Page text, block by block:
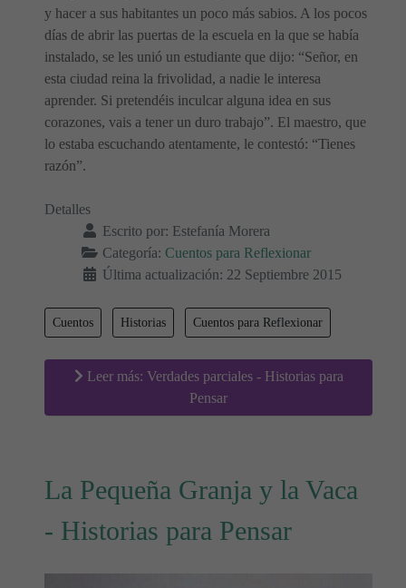
y hacer a sus habitantes un poco más sabios. A los pocos
días de abrir las puertas de la escuela en la que se había
instalado, se les unió un estudiante que dijo: “Señor, en
esta ciudad reina la frivolidad, a nadie le interesa
aprender. Si pretendéis inculcar alguna idea en sus
corazones, vais a tener un duro trabajo”. El maestro, que
lo estaba escuchando atentamente, le contestó: “Tienes
razón”.
Detalles
Escrito por: Estefanía Morera
Categoría: Cuentos para Reflexionar
Última actualización: 22 Septiembre 2015
Cuentos Historias Cuentos para Reflexionar
Leer más: Verdades parciales - Historias para
Pensar
La Pequeña Granja y la Vaca
- Historias para Pensar